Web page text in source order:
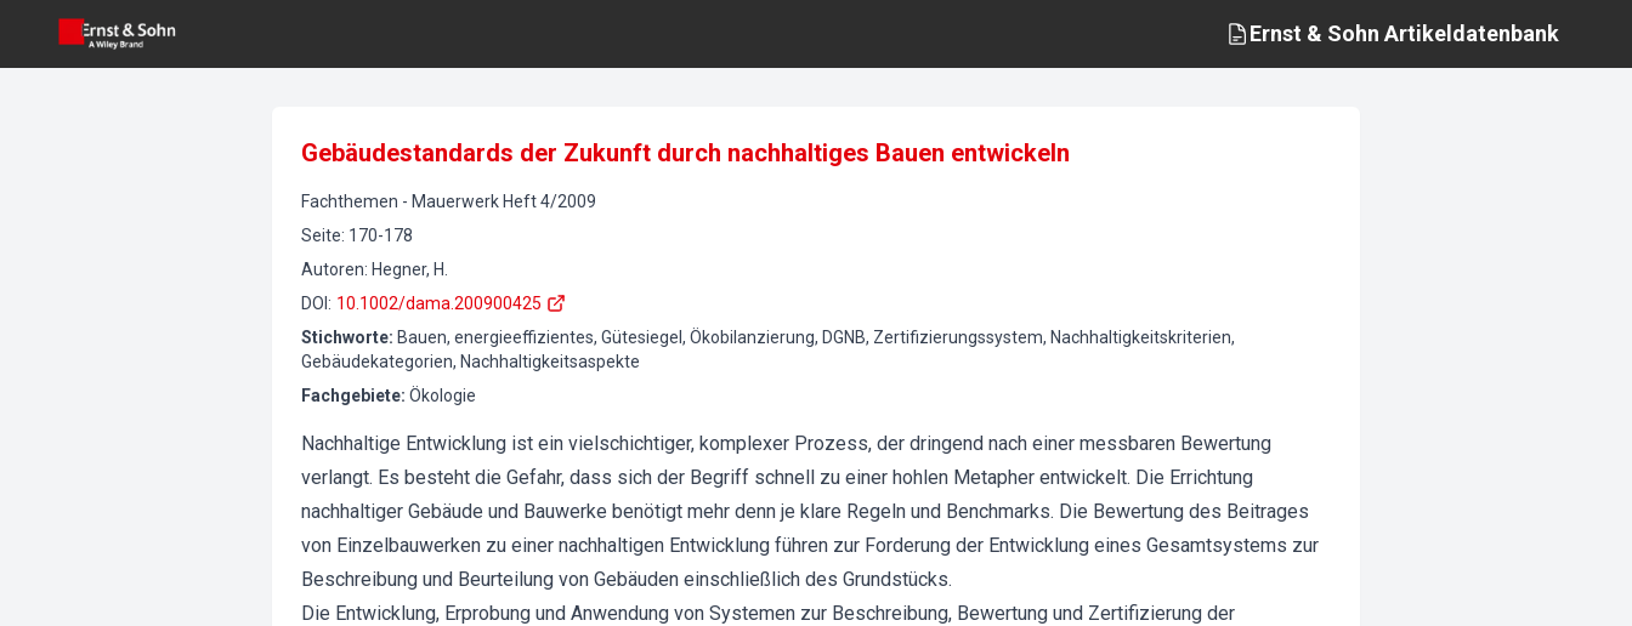
Ernst & Sohn Artikeldatenbank
Gebäudestandards der Zukunft durch nachhaltiges Bauen entwickeln
Fachthemen - Mauerwerk Heft4/2009
Seite: 170-178
Autoren: Hegner, H.
DOI : 10.1002/dama.200900425
Stichworte: Bauen, energieeffizientes, Gütesiegel, Ökobilanzierung, DGNB, Zertifizierungssystem, Nachhaltigkeitskriterien,
Gebäudekategorien, Nachhaltigkeitsaspekte
Fachgebiete: Ökologie
Nachhaltige Entwicklung ist ein vielschichtiger, komplexer Prozess, der dringend nach einer messbaren Bewertung
verlangt. Es besteht die Gefahr, dass sich der Begriff schnell zu einer hohlen Metapher entwickelt. Die Errichtung
nachhaltiger Gebäude und Bauwerke benötigt mehr denn je klare Regeln und Benchmarks. Die Bewertung des Beitrages
von Einzelbauwerken zu einer nachhaltigen Entwicklung führen zur Forderung der Entwicklung eines Gesamtsystems zur
Beschreibung und Beurteilung von Gebäuden einschließlich des Grundstücks.
Die Entwicklung, Erprobung und Anwendung von Systemen zur Beschreibung, Bewertung und Zertifizierung der